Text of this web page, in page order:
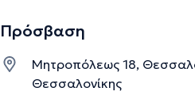
αντιμετώπιση των
την φροντίδα που χρειάζεσαι.
πάντα εξατομικευμένη,
Πρόσβαση
Μητροπόλεως 18,
Θεσσαλονίκης